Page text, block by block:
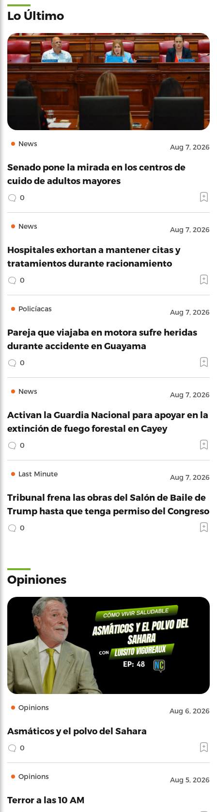
Lo Último
News Aug 7, 2026
Senado pone la mirada en los centros de
cuido de adultos mayores
0
News Aug 7, 2026
Hospitales exhortan a mantener citas y
tratamientos durante racionamiento
0
Policíacas Aug 7, 2026
Pareja que viajaba en motora sufre heridas
durante accidente en Guayama
0
News Aug 7, 2026
Activan la Guardia Nacional para apoyar en la
extinción de fuego forestal en Cayey
0
Last Minute Aug 7, 2026
Tribunal frena las obras del Salón de Baile de
Trump hasta que tenga permiso del Congreso
0
Opiniones
Opinions Aug 6, 2026
Asmáticos y el polvo del Sahara
0
Opinions Aug 5, 2026
Terror a las 10 AM